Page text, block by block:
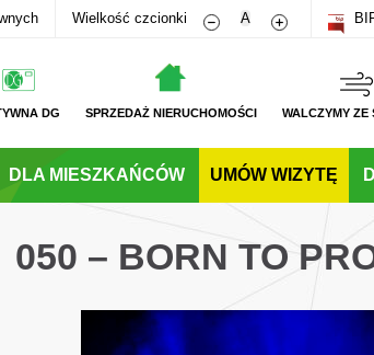
Wielkość czcionki Zmniejsz rozmiar
A Zwiększ
DG SPRZEDAŻ NIERUCHOMOŚCI WALCZYMY ZE
DLA MIESZKAŃCÓW UMÓW WIZYTĘ
050 – BORN TO